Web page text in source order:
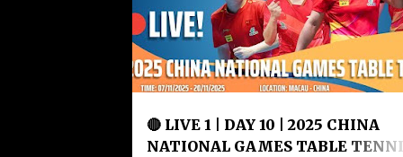
🔴 LIVE 1 | DAY 10 | 2025 CHINA
NATIONAL GAMES TABLE